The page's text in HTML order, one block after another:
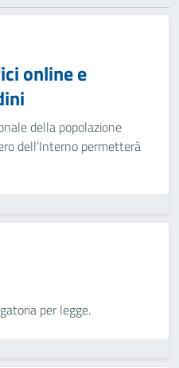
online e
della popolazione
dell’Interno permetterà
per legge.